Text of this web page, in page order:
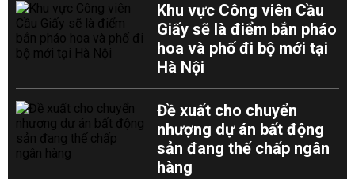
Khu vực Công viên Cầu
Giấy sẽ là điểm bắn pháo
hoa và phố đi bộ mới tại
Hà Nội
Đề xuất cho chuyển
nhượng dự án bất động
sản đang thế chấp ngân
hàng